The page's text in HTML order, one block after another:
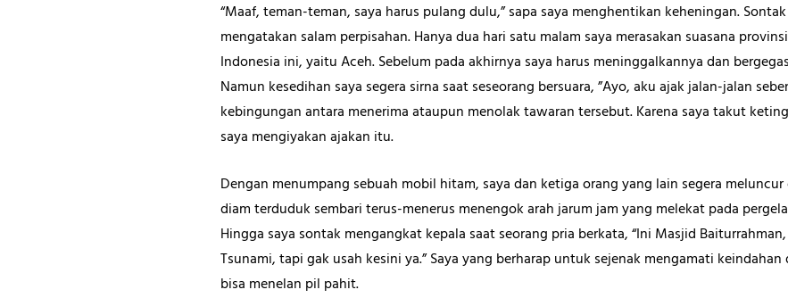
“Maaf, teman-teman, saya harus pulang dulu,” sapa saya menghentikan keheningan.
mengatakan salam perpisahan. Hanya dua hari satu malam saya merasakan suasana
Indonesia ini, yaitu Aceh. Sebelum pada akhirnya saya harus meninggalkannya dan
Namun kesedihan saya segera sirna saat seseorang bersuara, ”Ayo, aku ajak jalan-jalan
kebingungan antara menerima ataupun menolak tawaran tersebut. Karena saya takut
saya mengiyakan ajakan itu.
Dengan menumpang sebuah mobil hitam, saya dan ketiga orang yang lain segera meluncur
diam terduduk sembari terus-menerus menengok arah jarum jam yang melekat pada
Hingga saya sontak mengangkat kepala saat seorang pria berkata, “Ini Masjid
Tsunami, tapi gak usah kesini ya.” Saya yang berharap untuk sejenak mengamati
bisa menelan pil pahit.